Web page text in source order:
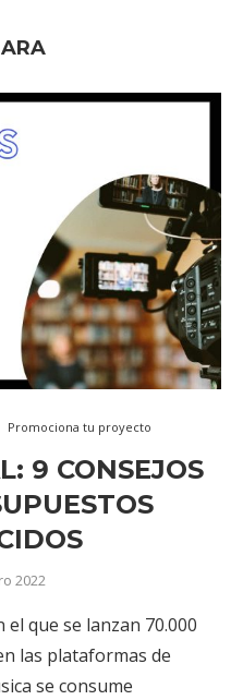
Promociona tu proyecto
9 CONSEJOS
2022
que se lanzan 70.000
las plataformas de
se consume